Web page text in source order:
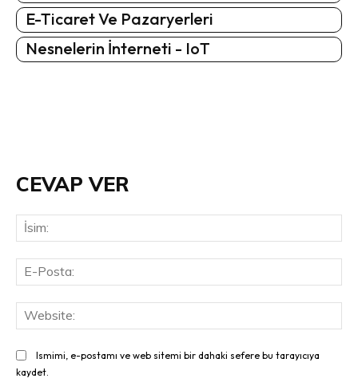
E-Ticaret Ve Pazaryerleri
Nesnelerin İnterneti - IoT
CEVAP VER
Ismimi, e-postamı ve web sitemi bir dahaki sefere bu tarayıcıya
kaydet.